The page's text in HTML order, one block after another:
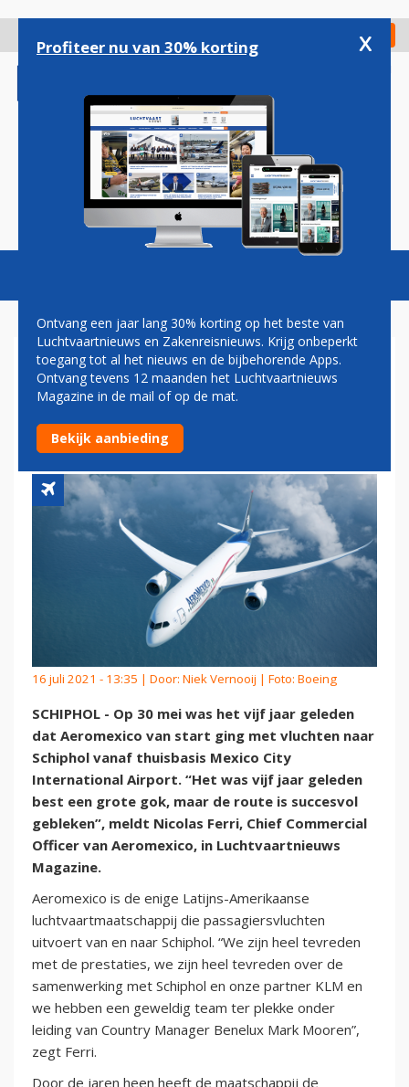
gaan
Check in
Magazine Podcasts Vacatures
AEROMEXICO VIJF JAAR OP
SCHIPHOL: 'HET WAS BEST
EEN GROTE GOK'
16 juli 2021 - 13:35 | Door: Niek Vernooij | Foto: Boeing
SCHIPHOL - Op 30 mei was het vijf jaar geleden
dat Aeromexico van start ging met vluchten naar
Schiphol vanaf thuisbasis Mexico City
International Airport. “Het was vijf jaar geleden
best een grote gok, maar de route is succesvol
gebleken”, meldt Nicolas Ferri, Chief Commercial
Officer van Aeromexico, in Luchtvaartnieuws
Magazine.
Aeromexico is de enige Latijns-Amerikaanse
luchtvaartmaatschappij die passagiersvluchten
uitvoert van en naar Schiphol. “We zijn heel tevreden
met de prestaties, we zijn heel tevreden over de
samenwerking met Schiphol en onze partner KLM en
we hebben een geweldig team ter plekke onder
leiding van Country Manager Benelux Mark Mooren”,
zegt Ferri.
Door de jaren heen heeft de maatschappij de
Profiteer nu van 30% korting x
Ontvang een jaar lang 30% korting op het beste van
Luchtvaartnieuws en Zakenreisnieuws. Krijg onbeperkt
toegang tot al het nieuws en de bijbehorende Apps.
Ontvang tevens 12 maanden het Luchtvaartnieuws
Magazine in de mail of op de mat.
Bekijk aanbieding